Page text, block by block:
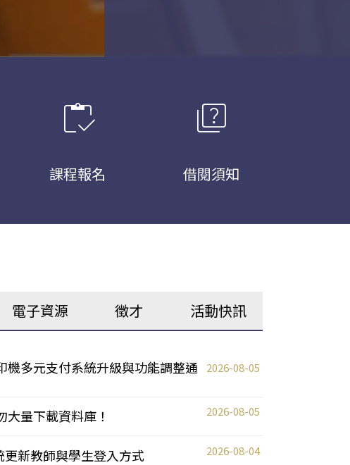
inventory
課程報名
quiz
借閱須知
電子資源 徵才 活動快訊
機多元支付系統升級與功能調整通
2026-08-05
量下載資料庫！ 2026-08-05
新教師與學生登入方式 2026-08-04